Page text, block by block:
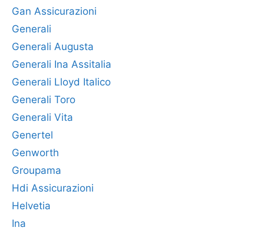
Gan Assicurazioni
Generali
Generali Augusta
Generali Ina Assitalia
Generali Lloyd Italico
Generali Toro
Generali Vita
Genertel
Genworth
Groupama
Hdi Assicurazioni
Helvetia
Ina